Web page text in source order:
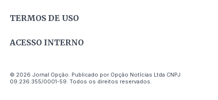
TERMOS DE USO
ACESSO INTERNO
© 2026 Jornal Opção. Publicado por Opção Notícias Ltda CNPJ
09.236.355/0001-59. Todos os direitos reservados.